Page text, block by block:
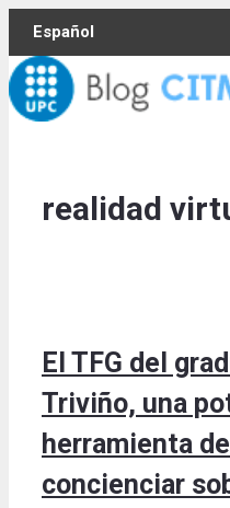
Skip
content
Español
realidad
El TFG del
Triviño, una
herramienta
concienciar